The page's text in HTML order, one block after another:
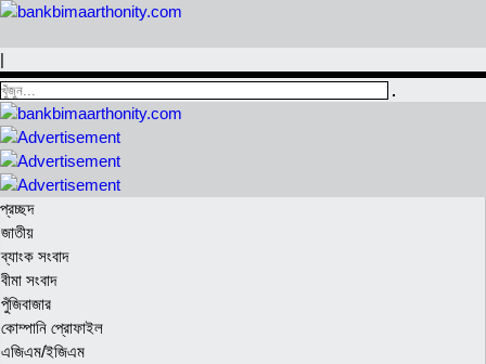
|
প্রচ্ছদ
জাতীয়
ব্যাংক সংবাদ
বীমা সংবাদ
পুঁজিবাজার
কোম্পানি প্রোফাইল
এজিএম/ইজিএম